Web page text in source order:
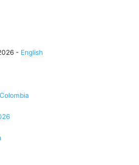
- English